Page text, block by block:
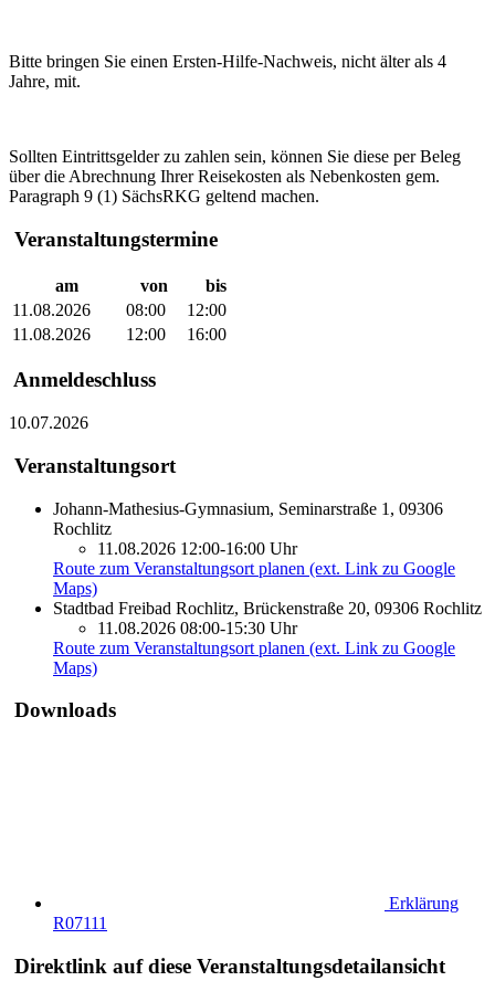
Bitte bringen Sie einen Ersten-Hilfe-Nachweis, nicht älter als 4
Jahre, mit.
Sollten Eintrittsgelder zu zahlen sein, können Sie diese per Beleg
über die Abrechnung Ihrer Reisekosten als Nebenkosten gem.
Paragraph 9 (1) SächsRKG geltend machen.
Veranstaltungstermine
am von
bis
11.08.2026
08:00
12:00
11.08.2026
12:00 16:00
Anmeldeschluss
10.07.2026
Veranstaltungsort
Johann-Mathesius-Gymnasium, Seminarstraße 1, 09306
Rochlitz
11.08.2026 12:00-16:00 Uhr
Route zum Veranstaltungsort planen (ext. Link zu Google
Maps)
Stadtbad Freibad Rochlitz, Brückenstraße 20, 09306 Rochlitz
11.08.2026 08:00-15:30 Uhr
Route zum Veranstaltungsort planen (ext. Link zu Google
Maps)
Downloads
Erklärung
R07111
Direktlink auf diese Veranstaltungsdetailansicht